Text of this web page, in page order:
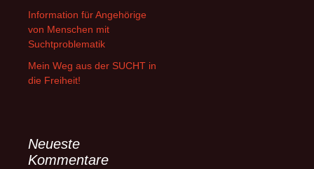
Information für Angehörige
von Menschen mit
Suchtproblematik
Mein Weg aus der SUCHT in
die Freiheit!
Neueste
Kommentare